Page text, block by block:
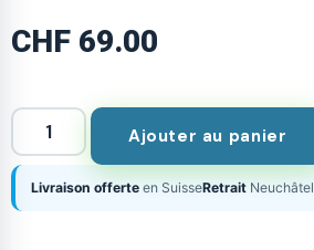
CHF 69.00
Ajouter au panier
Livraison offerte en SuisseRetrait Neuchâtel